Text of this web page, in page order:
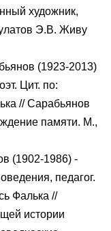
художник,
Э.В. Живу
(1923-2013)
Цит. по:
// Сарабьянов
памяти. М.,
(1902-1986) -
педагог.
Фалька //
истории